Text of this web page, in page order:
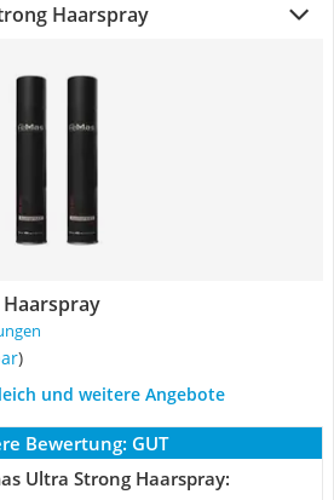
Haarspray
)
und weitere Angebote
Bewertung: GUT
Ultra Strong Haarspray: